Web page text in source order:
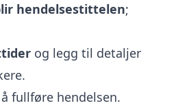
hendelsestittelen;
og legg til detaljer
fullføre hendelsen.